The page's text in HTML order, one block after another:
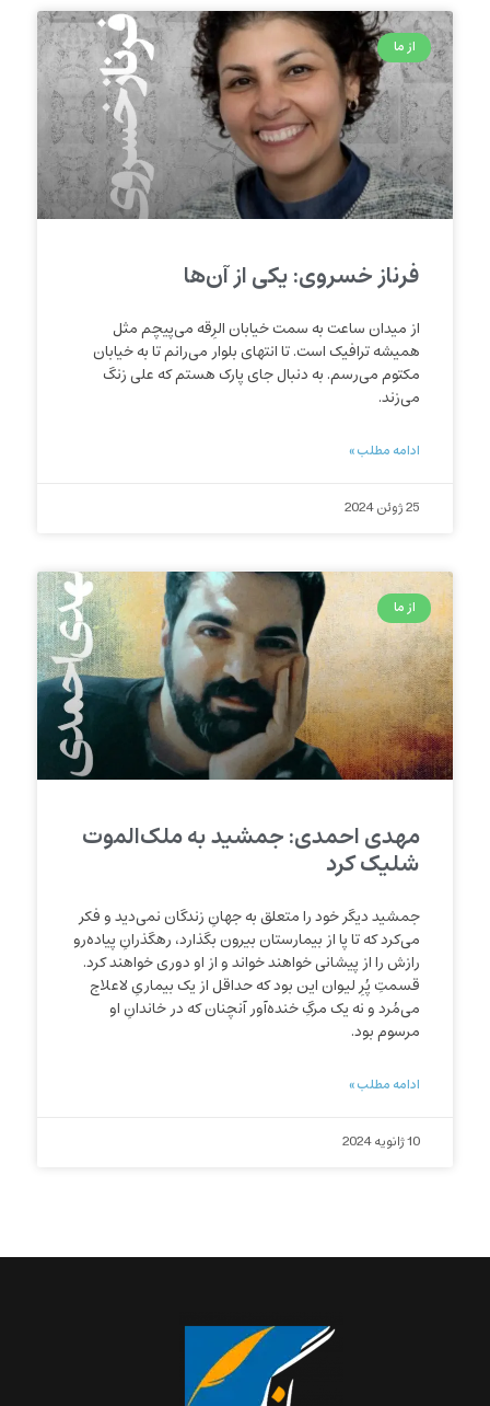
از ما
فرناز خسروی: یکی از آن‌ها
از میدان ساعت به سمت خیابان الرِقه می‌‌پیچم مثل
همیشه ترافیک است. تا انتهای بلوار می‌رانم تا به خیابان
مکتوم می‌رسم. به دنبال جای پارک هستم که علی زنگ
می‌‌زند.
ادامه مطلب »
25 ژوئن 2024
از ما
مهدی احمدی: جمشید به ملک‌‌الموت
شلیک کرد
جمشید دیگر خود را متعلق به جهانِ زندگان نمی‌‌دید و فکر
می‌‌کرد که تا پا از بیمارستان بیرون بگذارد، رهگذرانِ پیاده‌‌رو
رازش را از پیشانی‌‌ خواهند خواند و از او دوری خواهند کرد.
قسمتِ پُرِ لیوان این بود که حداقل از یک بیماریِ لاعلاج
می‌‌مُرد و نه یک مرگِ خنده‌‌آور آنچنان که در خاندانِ او
مرسوم بود.
ادامه مطلب »
10 ژانویه 2024